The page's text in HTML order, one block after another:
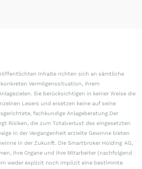
Inhalte richten sich an sämtliche
Vermögenssituation, ihrem
Sie berücksichtigen in keiner Weise die
Lesers und ersetzen keine auf seine
fachkundige Anlageberatung.Der
Risiken, die zum Totalverlust des eingesetzten
in der Vergangenheit erzielte Gewinne bieten
in der Zukunft. Die Smartbroker Holding AG,
ihre Organe und ihre Mitarbeiter (nachfolgend
weder explizit noch implizit eine bestimmte